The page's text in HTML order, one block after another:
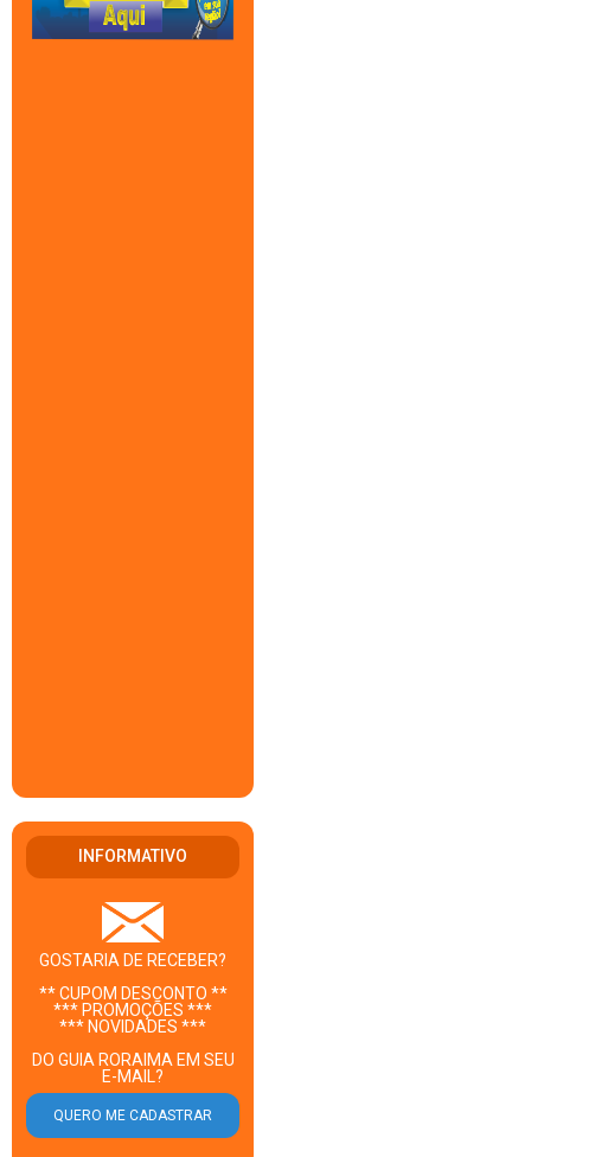
INFORMATIVO
GOSTARIA DE RECEBER?
** CUPOM DESCONTO **
*** PROMOÇÕES ***
*** NOVIDADES ***
DO GUIA RORAIMA EM SEU
E-MAIL?